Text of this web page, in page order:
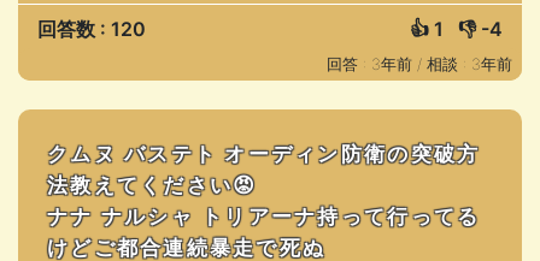
回答数 : 120 👍 1 👎 -4
回答 : 3年前 / 相談 : 3年前
クムヌ バステト オーディン防衛の突破方
法教えてください😡
ナナ ナルシャ トリアーナ持って行ってる
けどご都合連続暴走で死ぬ